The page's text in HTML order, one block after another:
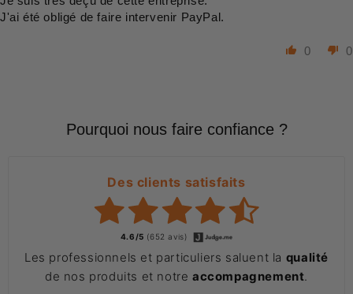
J'ai été obligé de faire intervenir PayPal.
0 0
Pourquoi nous faire confiance ?
Des clients satisfaits
4.6/5 (652 avis)
Les professionnels et particuliers saluent la qualité
de nos produits et notre accompagnement.